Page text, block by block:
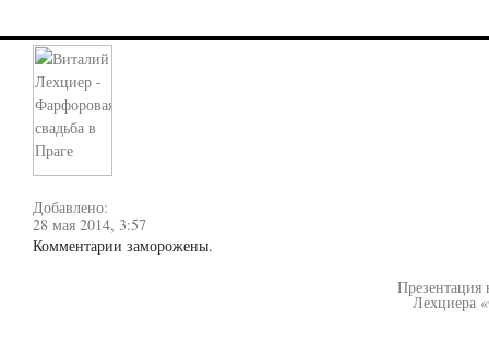
Добавлено:
28 мая 2014, 3:57
Комментарии заморожены.
Презентация
Лехциера